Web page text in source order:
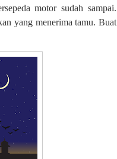
motor sudah sampai.
yang menerima tamu. Buat